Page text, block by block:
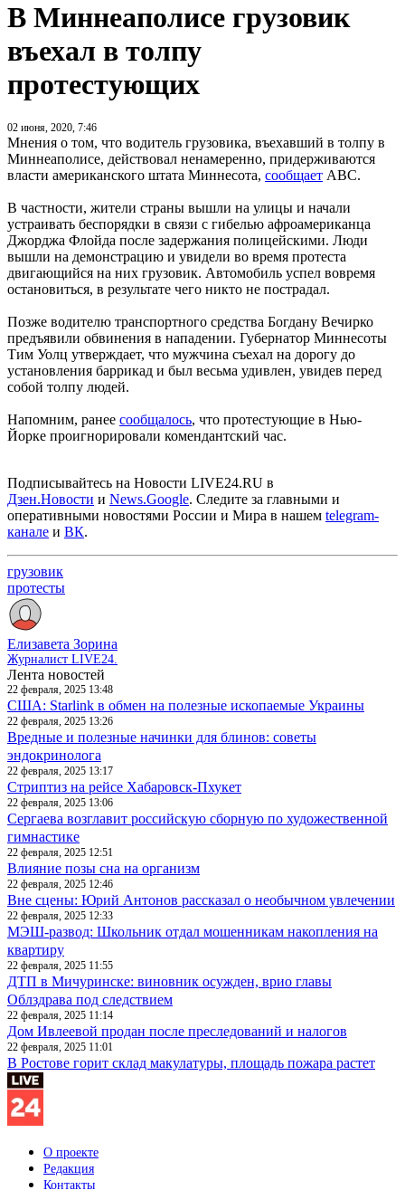
В Миннеаполисе грузовик
въехал в толпу
протестующих
02 июня, 2020, 7:46
Мнения о том, что водитель грузовика, въехавший в толпу в
Миннеаполисе, действовал ненамеренно, придерживаются
власти американского штата Миннесота, сообщает ABC.
В частности, жители страны вышли на улицы и начали
устраивать беспорядки в связи с гибелью афроамериканца
Джорджа Флойда после задержания полицейскими. Люди
вышли на демонстрацию и увидели во время протеста
двигающийся на них грузовик. Автомобиль успел вовремя
остановиться, в результате чего никто не пострадал.
Позже водителю транспортного средства Богдану Вечирко
предъявили обвинения в нападении. Губернатор Миннесоты
Тим Уолц утверждает, что мужчина съехал на дорогу до
установления баррикад и был весьма удивлен, увидев перед
собой толпу людей.
Напомним, ранее сообщалось, что протестующие в Нью-
Йорке проигнорировали комендантский час.
Подписывайтесь на Новости LIVE24.RU в
Дзен.Новости и News.Google. Следите за главными и
оперативными новостями России и Мира в нашем telegram-
канале и ВК.
грузовик
протесты
Елизавета Зорина
Журналист LIVE24.
Лента новостей
22 февраля, 2025 13:48
США: Starlink в обмен на полезные ископаемые Украины
22 февраля, 2025 13:26
Вредные и полезные начинки для блинов: советы
эндокринолога
22 февраля, 2025 13:17
Стриптиз на рейсе Хабаровск-Пхукет
22 февраля, 2025 13:06
Сергаева возглавит российскую сборную по художественной
гимнастике
22 февраля, 2025 12:51
Влияние позы сна на организм
22 февраля, 2025 12:46
Вне сцены: Юрий Антонов рассказал о необычном увлечении
22 февраля, 2025 12:33
МЭШ-развод: Школьник отдал мошенникам накопления на
квартиру
22 февраля, 2025 11:55
ДТП в Мичуринске: виновник осужден, врио главы
Облздрава под следствием
22 февраля, 2025 11:14
Дом Ивлеевой продан после преследований и налогов
22 февраля, 2025 11:01
В Ростове горит склад макулатуры, площадь пожара растет
О проекте
Редакция
Контакты